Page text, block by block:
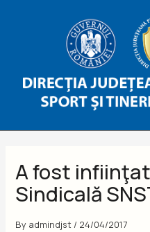
A fost
Sindicală
By admindjst / 24/04/2017